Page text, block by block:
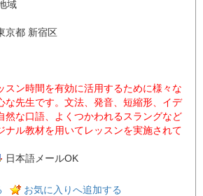
域
京都 新宿区
スン時間を有効に活用するために様々な
な先生です。文法、発音、短縮形、イデ
然な口語、よくつかわれるスラングなど
ナル教材を用いてレッスンを実施されて
日本語メールOK
お気に入りへ追加する